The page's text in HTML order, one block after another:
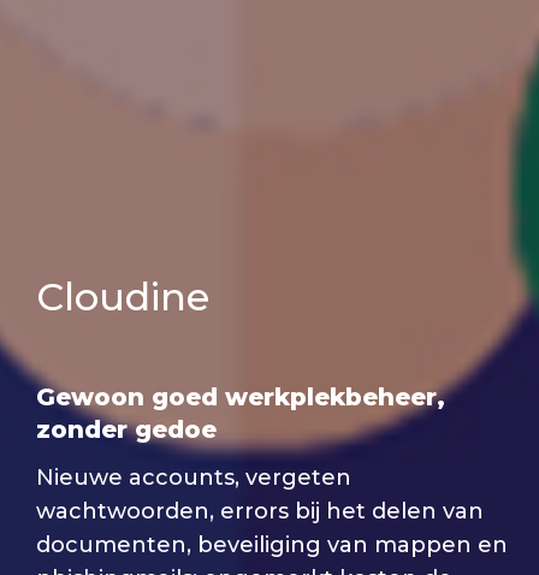
Cloudine
Gewoon goed werkplekbeheer,
zonder gedoe
Nieuwe accounts, vergeten
wachtwoorden, errors bij het delen van
documenten, beveiliging van mappen en